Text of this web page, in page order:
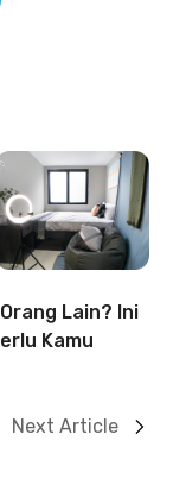
Lain? Ini
Kamu
Next Article